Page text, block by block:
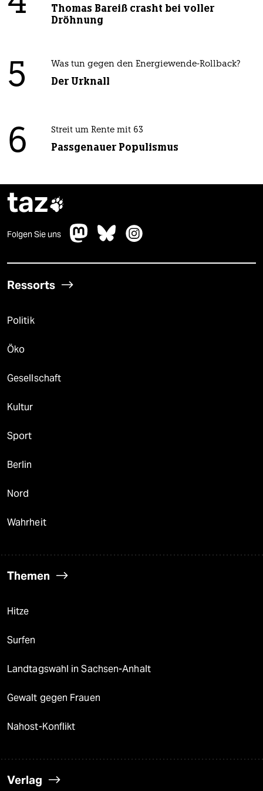
Thomas Bareiß crasht bei voller
Dröhnung
5 Was tun gegen den Energiewende-Rollback?
Der Urknall
6 Streit um Rente mit 63
Passgenauer Populismus
taz
Folgen Sie uns
Ressorts
Politik
Öko
Gesellschaft
Kultur
Sport
Berlin
Nord
Wahrheit
Themen
Hitze
Surfen
Landtagswahl in Sachsen-Anhalt
Gewalt gegen Frauen
Nahost-Konflikt
Verlag